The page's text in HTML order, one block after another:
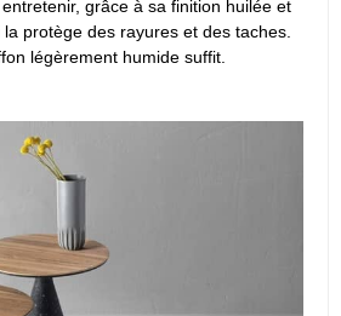
grâce à sa finition huilée et
protège des rayures et des taches.
légèrement humide suffit.